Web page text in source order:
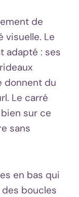
de
visuelle. Le
adapté : ses
donnent du
Le carré
sur ce
sans
en bas qui
boucles